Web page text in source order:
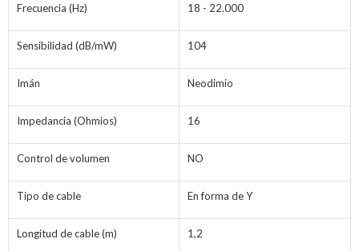
Frecuencia (Hz) 18 - 22.000
Sensibilidad (dB/mW) 104
Imán Neodimio
Impedancia (Ohmios) 16
Control de volumen NO
Tipo de cable En forma de Y
Longitud de cable (m) 1,2